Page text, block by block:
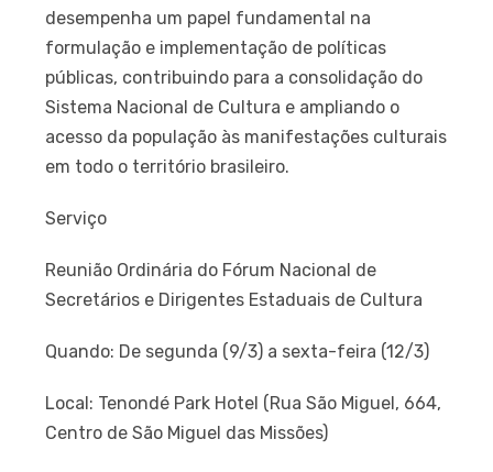
desempenha um papel fundamental na
formulação e implementação de políticas
públicas, contribuindo para a consolidação do
Sistema Nacional de Cultura e ampliando o
acesso da população às manifestações culturais
em todo o território brasileiro.
Serviço
Reunião Ordinária do Fórum Nacional de
Secretários e Dirigentes Estaduais de Cultura
Quando: De segunda (9/3) a sexta-feira (12/3)
Local: Tenondé Park Hotel (Rua São Miguel, 664,
Centro de São Miguel das Missões)